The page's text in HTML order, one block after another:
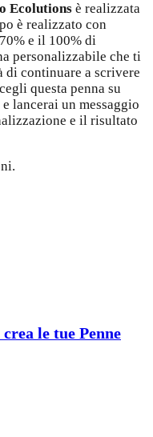
Ecolutions è realizzata
è realizzato con
e il 100% di
personalizzabile che ti
di continuare a scrivere
questa penna su
lancerai un messaggio
e il risultato
le tue Penne